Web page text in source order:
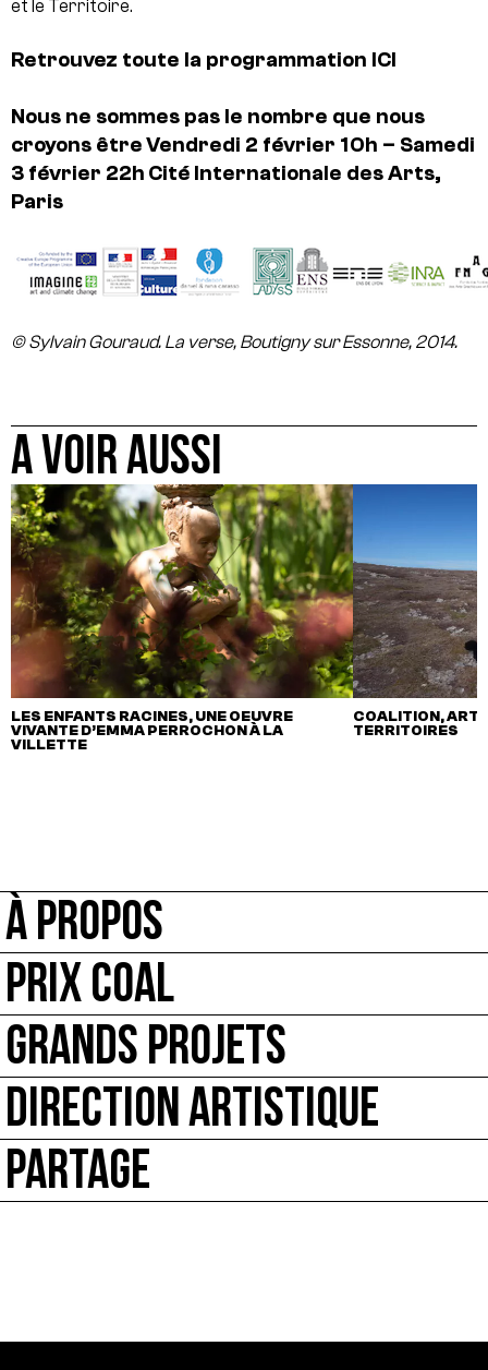
et le Territoire.
Retrouvez toute la programmation ICI
Nous ne sommes pas le nombre que nous
croyons êtreVendredi 2 février 10h – Samedi
3 février 22h Cité Internationale des Arts,
Paris
© Sylvain Gouraud. La verse, Boutigny sur Essonne, 2014.
A VOIR AUSSI
LES ENFANTS RACINES, UNE OEUVRE
VIVANTE D’EMMA PERROCHON À LA
VILLETTE
COALITION, ART,
TERRITOIRES
À PROPOS
PRIX COAL
GRANDS PROJETS
DIRECTION ARTISTIQUE
PARTAGE